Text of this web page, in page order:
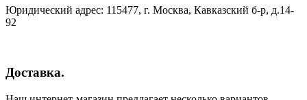
Юридический адрес: 115477, г. Москва, Кавказский б-р, д.14-
92
Доставка.